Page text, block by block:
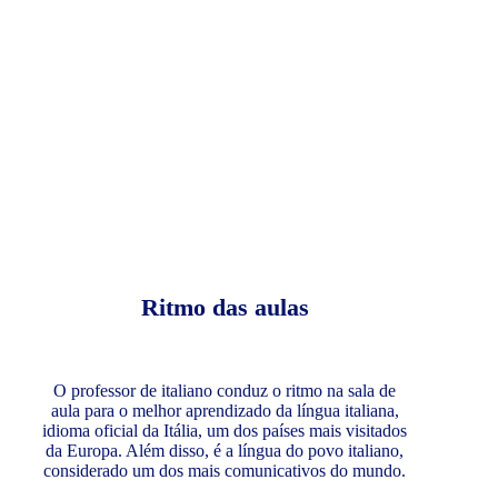
Ritmo das aulas
O professor de italiano conduz o ritmo na sala de
aula para o melhor aprendizado da língua italiana,
idioma oficial da Itália, um dos países mais visitados
da Europa. Além disso, é a língua do povo italiano,
considerado um dos mais comunicativos do mundo.